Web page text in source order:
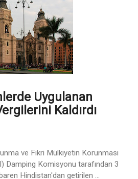
Uygulanan
Kaldırdı
ve Fikri Mülkiyetin Korunması
Damping Komisyonu tarafından 3
Hindistan'dan getirilen ...